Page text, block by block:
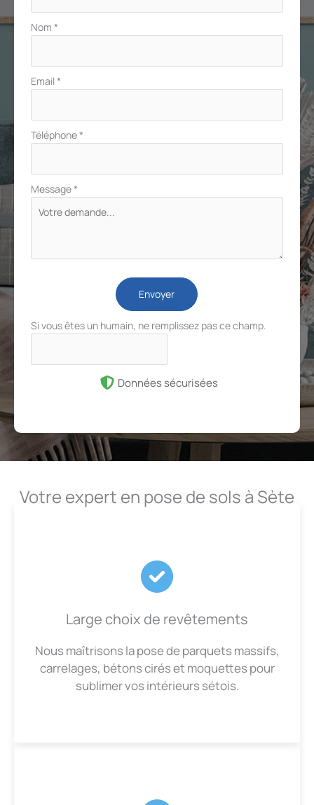
Nom *
Email *
Téléphone*
Message*
Envoyer
Si vous êtes un humain, ne remplissez pas ce champ.
Données sécurisées
Votre expert en pose de sols à Sète
Large choix de revêtements
Nous maîtrisons la pose de parquets massifs,
carrelages, bétons cirés et moquettes pour
sublimer vos intérieurs sétois.